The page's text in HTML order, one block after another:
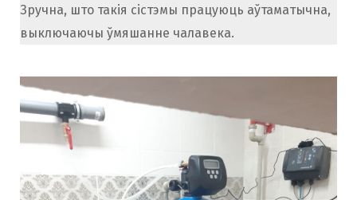
Зручна, што такія сістэмы працуюць аўтаматычна,
выключаючы ўмяшанне чалавека.